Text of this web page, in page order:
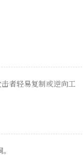
者轻易复制或逆向工